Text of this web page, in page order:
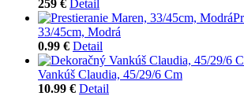
259 € Detail
33/45cm, Modrá
0.99 € Detail
Vankúš Claudia, 45/29/6 Cm
10.99 € Detail